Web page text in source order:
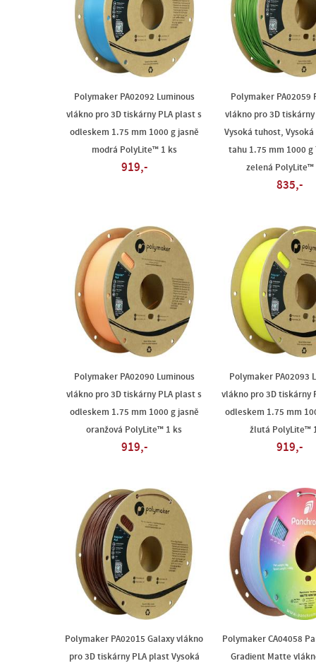
Polymaker PA02092 Luminous
vlákno pro 3D tiskárny PLA plast s
odleskem 1.75 mm 1000 g jasně
modrá PolyLite™ 1 ks
919,-
Polymaker PA02059
vlákno pro 3D tiskárny
Vysoká tuhost,
tahu 1.75 mm 1000 g
zelená PolyLite™
835,-
Polymaker PA02090 Luminous
vlákno pro 3D tiskárny PLA plast s
odleskem 1.75 mm 1000 g jasně
oranžová PolyLite™ 1 ks
919,-
Polymaker PA02093
vlákno pro 3D tiskárny
odleskem 1.75 mm
žlutá PolyLite™
919,-
Polymaker PA02015 Galaxy vlákno
pro 3D tiskárny PLA plast Vysoká
Polymaker CA04058
Gradient Matte